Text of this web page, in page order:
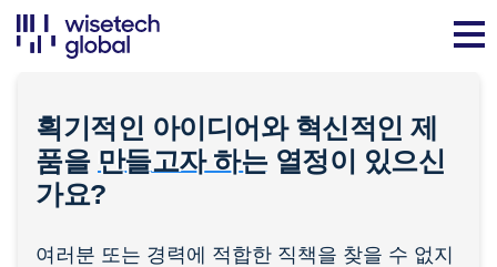
획기적인 아이디어와 혁신적인 제
품을 만들고자 하는열정이 있으신
가요?
여러분 또는 경력에 적합한 직책을 찾을 수 없지